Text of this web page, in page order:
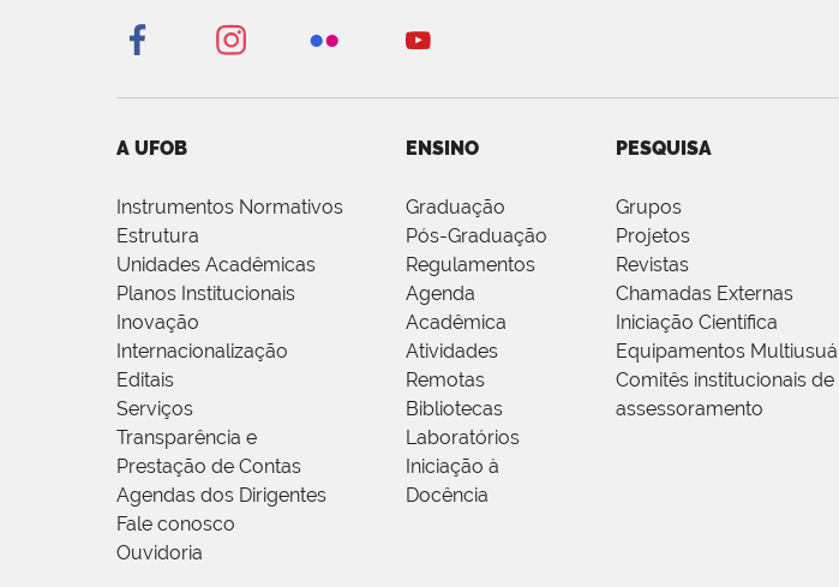
A UFOB
Instrumentos Normativos
Estrutura
Unidades Acadêmicas
Planos Institucionais
Inovação
Internacionalização
Editais
Serviços
Transparência e
Prestação de Contas
Agendas dos Dirigentes
Fale conosco
Ouvidoria
ENSINO
Graduação
Pós-Graduação
Regulamentos
Agenda
Acadêmica
Atividades
Remotas
Bibliotecas
Laboratórios
Iniciação à
Docência
PESQUISA
Grupos
Projetos
Revistas
Chamadas Externas
Iniciação Científica
Equipamentos
Comitês institucionais de
assessoramento